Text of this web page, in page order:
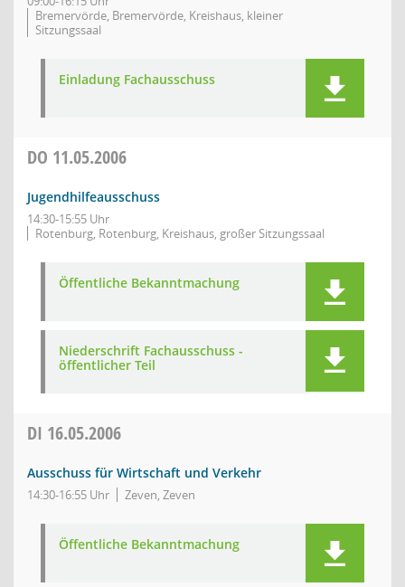
Bremervörde, Bremervörde, Kreishaus, kleiner
Sitzungssaal
Einladung Fachausschuss
DO 11.05.2006
Jugendhilfeausschuss
14:30-15:55 Uhr
Rotenburg, Rotenburg, Kreishaus, großer Sitzungssaal
Öffentliche Bekanntmachung
Niederschrift Fachausschuss -
öffentlicher Teil
DI 16.05.2006
Ausschuss für Wirtschaft und Verkehr
14:30-16:55 Uhr Zeven, Zeven
Öffentliche Bekanntmachung